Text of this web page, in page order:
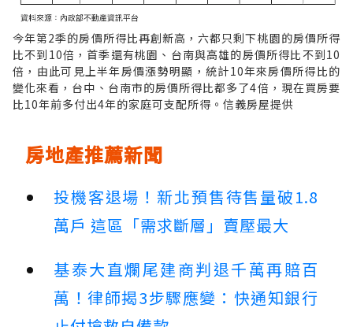
今年第2季的房價所得比再創新高，六都只剩下桃園的房價所得
比不到10倍，首季還有桃園、台南與高雄的房價所得比不到10
倍，由此可見上半年房價漲勢明顯，統計10年來房價所得比的
變化來看，台中、台南市的房價所得比都多了4倍，現在買房要
比10年前多付出4年的家庭可支配所得。信義房屋提供
房地產推薦新聞
投機客退場！新北預售待售量破1.8
萬戶 這區「需求斷層」賣壓最大
基泰大直爛尾建商判退千萬再賠百
萬！律師揭3步驟應變：快通知銀行